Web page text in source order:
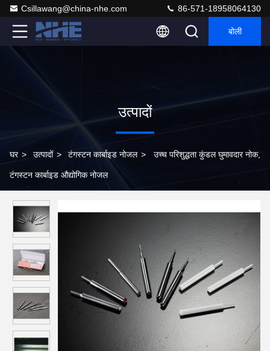
Csillawang@china-nhe.com 86-571-18958064130
बोली
उत्पादों
घर > उत्पादों > टंगस्टन कार्बाइड नोजल > उच्च परिशुद्धता कुंडल घुमावदार नोक,
टंगस्टन कार्बाइड औद्योगिक नोजल